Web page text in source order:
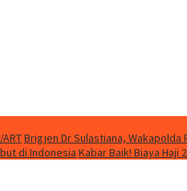
Brigjen Dr Sulastiana, Wakapolda
di Indonesia Kabar Baik! Biaya Haji